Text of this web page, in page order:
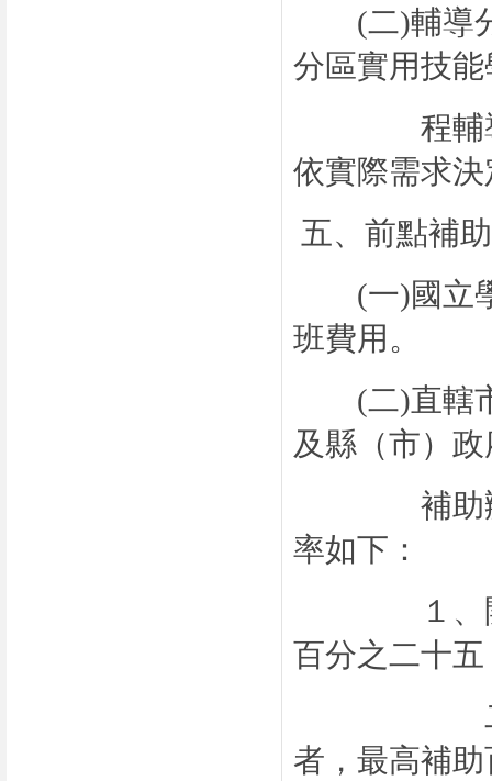
(二)輔導
分區實用技能
程輔導分
依實際需求決
五、前點補
(一)國立
班費用。
(二)直轄
及縣（市）政
補助辦法
率如下：
１、開班
百分之二十五
二級者，
者，最高補